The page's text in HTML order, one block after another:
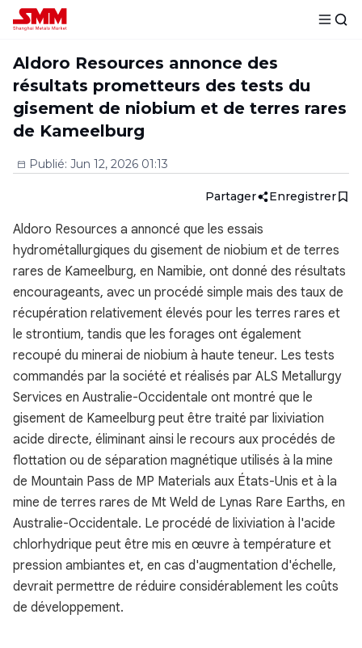
Aldoro Resources annonce des
résultats prometteurs des tests du
gisement de niobium et de terres rares
de Kameelburg
Publié: Jun 12, 2026 01:13
Partager Enregistrer
Aldoro Resources a annoncé que les essais
hydrométallurgiques du gisement de niobium et de terres
rares de Kameelburg, en Namibie, ont donné des résultats
encourageants, avec un procédé simple mais des taux de
récupération relativement élevés pour les terres rares et
le strontium, tandis que les forages ont également
recoupé du minerai de niobium à haute teneur. Les tests
commandés par la société et réalisés par ALS Metallurgy
Services en Australie-Occidentale ont montré que le
gisement de Kameelburg peut être traité par lixiviation
acide directe, éliminant ainsi le recours aux procédés de
flottation ou de séparation magnétique utilisés à la mine
de Mountain Pass de MP Materials aux États-Unis et à la
mine de terres rares de Mt Weld de Lynas Rare Earths, en
Australie-Occidentale. Le procédé de lixiviation à l'acide
chlorhydrique peut être mis en œuvre à température et
pression ambiantes et, en cas d'augmentation d'échelle,
devrait permettre de réduire considérablement les coûts
de développement.